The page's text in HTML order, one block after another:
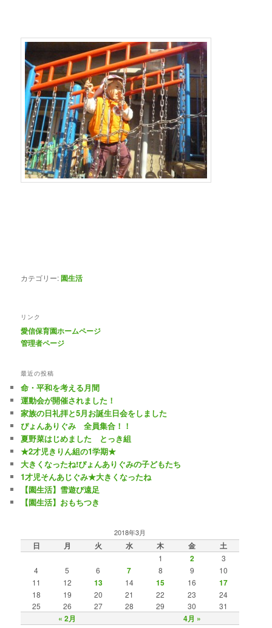
カテゴリー:園生活
リンク
愛信保育園ホームページ
管理者ページ
最近の投稿
命・平和を考える月間
運動会が開催されました！
家族の日礼拝と5月お誕生日会をしました
ぴょんありぐみ 全員集合！！
夏野菜はじめました とっき組
★2才児きりん組の1学期★
大きくなったね!ぴょんありぐみの子どもたち
1才児そんあじぐみ★大きくなったね
【園生活】雪遊び遠足
【園生活】おもちつき
2018年3月
日 月 火 水 木 金 土
« 2月 4月 »
1 2
3
4
5 6 7 8 9
10
11
12 13 14 15 16 17
18 19 20 21 22 23
24
25
26 27 28 29 30 31